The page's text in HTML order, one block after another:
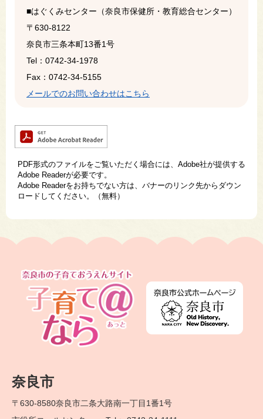
■はぐくみセンター（奈良市保健所・教育総合センター）
〒630-8122
奈良市三条本町13番1号
Tel：0742-34-1978
Fax：0742-34-5155
メールでのお問い合わせはこちら
PDF形式のファイルをご覧いただく場合には、Adobe社が提供する
Adobe Readerが必要です。
Adobe Readerをお持ちでない方は、バナーのリンク先からダウン
ロードしてください。（無料）
奈良市
〒630-8580奈良市二条大路南一丁目1番1号